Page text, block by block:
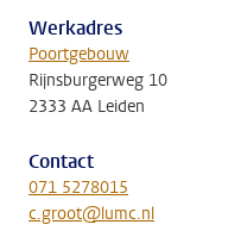
Werkadres
Poortgebouw
Rijnsburgerweg 10
2333 AA Leiden
Contact
071 5278015
c.groot@lumc.nl